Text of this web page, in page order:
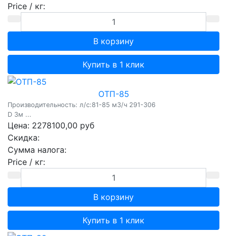
Price / кг:
Купить в 1 клик
ОТП-85
Производительность: л/c:81-85 м3/ч 291-306
D 3м ...
Цена: 2278100,00 руб
Скидка:
Сумма налога:
Price / кг:
Купить в 1 клик